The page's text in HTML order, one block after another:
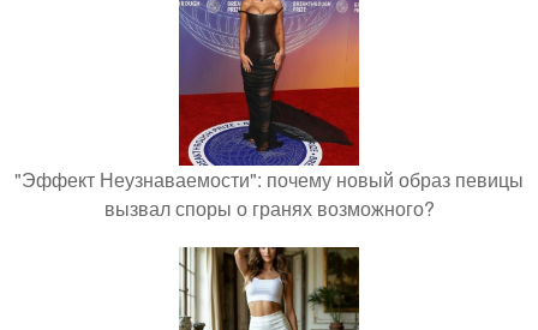
"Эффект Неузнаваемости": почему новый образ певицы
вызвал споры о гранях возможного?